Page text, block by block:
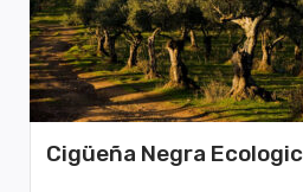
Cigüeña Negra Ecologic